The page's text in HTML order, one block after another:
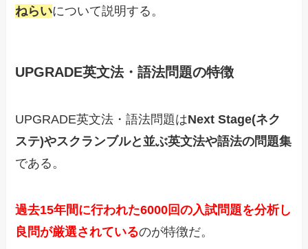
ねらいについて説明する。
UPGRADE英文法・語法問題の特徴
UPGRADE英文法・語法問題はNext Stage(ネク
ステ)やスクランブルと並ぶ英文法や語法の問題集
である。
過去15年間に行われた6000回の入試問題を分析し
良問が厳選されているのが特徴だ。